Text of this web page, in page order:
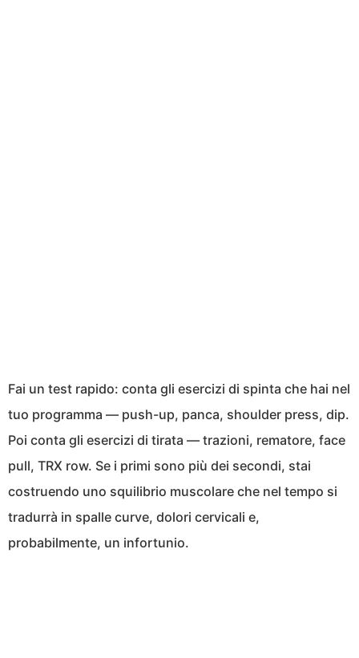
Fai un test rapido: conta gli esercizi di spinta che hai nel
tuo programma — push-up, panca, shoulder press, dip.
Poi conta gli esercizi di tirata — trazioni, rematore, face
pull, TRX row. Se i primi sono più dei secondi, stai
costruendo uno squilibrio muscolare che nel tempo si
tradurrà in spalle curve, dolori cervicali e,
probabilmente, un infortunio.